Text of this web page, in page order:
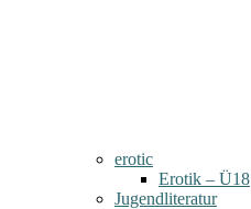
erotic
Erotik – Ü18
Jugendliteratur